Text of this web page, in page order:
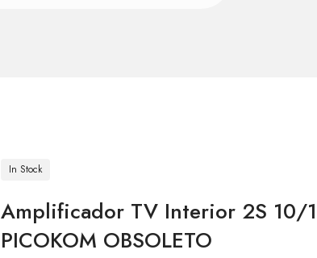
In Stock
Amplificador TV Interior 2S 10/
PICOKOM OBSOLETO